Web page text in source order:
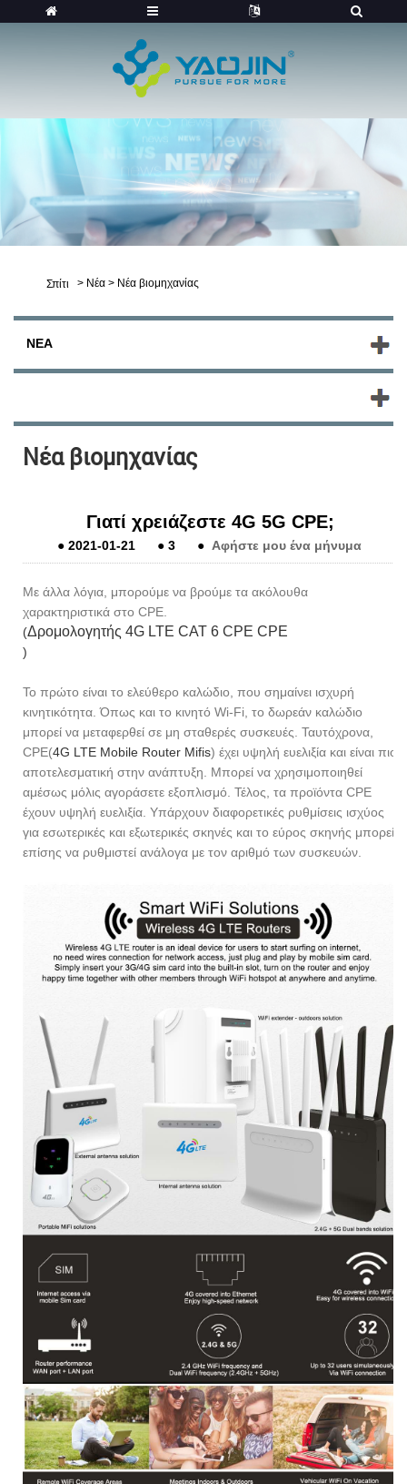
Σπίτι > Νέα > Νέα βιομηχανίας
ΝΈΑ
Νέα βιομηχανίας
Γιατί χρειάζεστε 4G 5G CPE;
● 2021-01-21 ● 3 ● Αφήστε μου ένα μήνυμα
Με άλλα λόγια, μπορούμε να βρούμε τα ακόλουθα
χαρακτηριστικά στο CPE.
(Δρομολογητής 4G LTE CAT 6 CPE CPE
)
Το πρώτο είναι το ελεύθερο καλώδιο, που σημαίνει ισχυρή
κινητικότητα. Όπως και το κινητό Wi-Fi, το δωρεάν καλώδιο
μπορεί να μεταφερθεί σε μη σταθερές συσκευές. Ταυτόχρονα,
CPE(4G LTE Mobile Router Mifis) έχει υψηλή ευελιξία και είναι πιο
αποτελεσματική στην ανάπτυξη. Μπορεί να χρησιμοποιηθεί
αμέσως μόλις αγοράσετε εξοπλισμό. Τέλος, τα προϊόντα CPE
έχουν υψηλή ευελιξία. Υπάρχουν διαφορετικές ρυθμίσεις ισχύος
για εσωτερικές και εξωτερικές σκηνές και το εύρος σκηνής μπορεί
επίσης να ρυθμιστεί ανάλογα με τον αριθμό των συσκευών.